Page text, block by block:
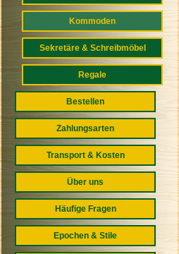
Kommoden
Sekretäre & Schreibmöbel
Regale
Bestellen
Zahlungsarten
Transport & Kosten
Über uns
Häufige Fragen
Epochen & Stile